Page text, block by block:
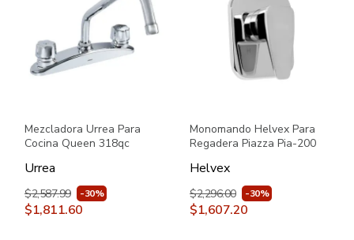
Mezcladora Urrea Para
Cocina Queen 318qc
Urrea
$2,587.99 -30%
$1,811.60
Monomando Helvex Para
Regadera Piazza Pia-200
Helvex
$2,296.00 -30%
$1,607.20